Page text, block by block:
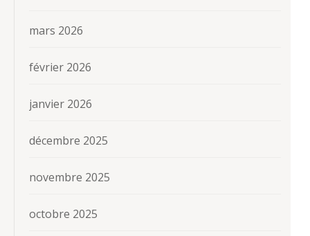
mars 2026
février 2026
janvier 2026
décembre 2025
novembre 2025
octobre 2025